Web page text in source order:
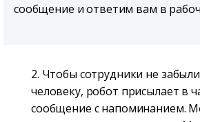
сообщение и ответим вам в
2. Чтобы сотрудники не
человеку, робот присылает в
сообщение с напоминанием.